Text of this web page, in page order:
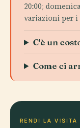
20:00;
variazioni per
C'è un
Come ci
RENDI LA VISITA